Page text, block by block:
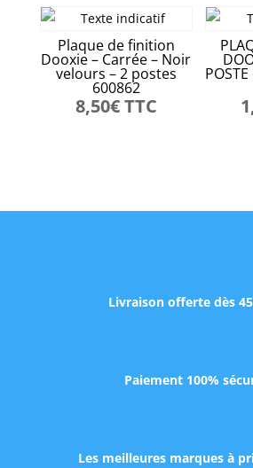
Plaque de finition
Dooxie – Carrée – Noir
velours – 2 postes
600862
8,50€TTC
Livraison offerte dès
Paiement 100%
Les meilleures marques à